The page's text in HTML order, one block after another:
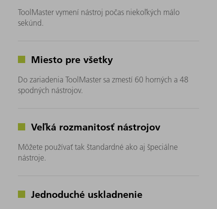
ToolMaster vymení nástroj počas niekoľkých málo
sekúnd.
Miesto pre všetky
Do zariadenia ToolMaster sa zmestí 60 horných a 48
spodných nástrojov.
Veľká rozmanitosť nástrojov
Môžete používať tak štandardné ako aj špeciálne
nástroje.
Jednoduché uskladnenie